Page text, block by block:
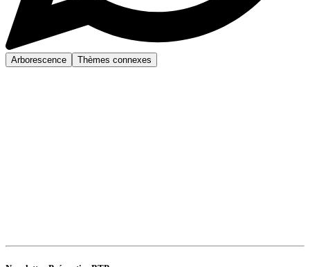
Arborescence Thèmes connexes